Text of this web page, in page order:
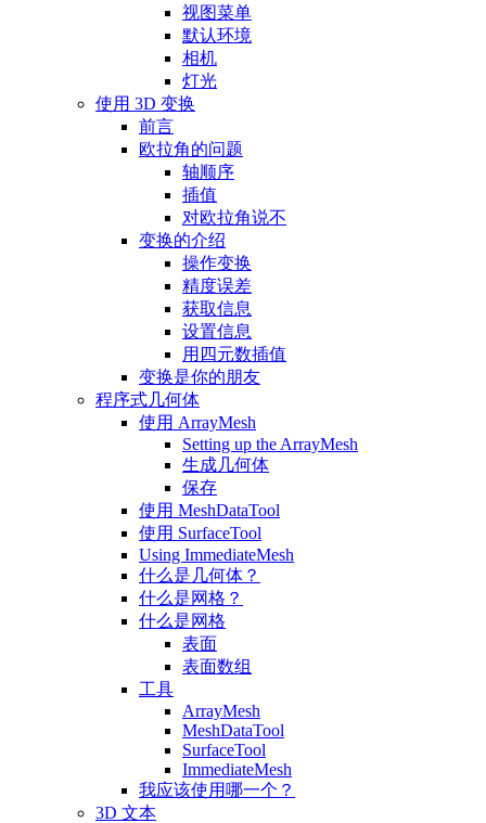
视图菜单
默认环境
相机
灯光
使用 3D 变换
前言
欧拉角的问题
轴顺序
插值
对欧拉角说不
变换的介绍
操作变换
精度误差
获取信息
设置信息
用四元数插值
变换是你的朋友
程序式几何体
使用 ArrayMesh
Setting up the ArrayMesh
生成几何体
保存
使用 MeshDataTool
使用 SurfaceTool
Using ImmediateMesh
什么是几何体？
什么是网格？
什么是网格
表面
表面数组
工具
ArrayMesh
MeshDataTool
SurfaceTool
ImmediateMesh
我应该使用哪一个？
3D 文本